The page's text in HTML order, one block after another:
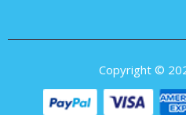
Copyright ©